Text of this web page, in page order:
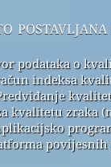
podataka o
indeksa
kvalitetu zraka
povijesnih